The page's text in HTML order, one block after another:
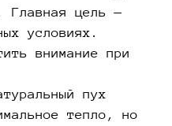
Главная цель —
условиях.
внимание при
пух
тепло, но